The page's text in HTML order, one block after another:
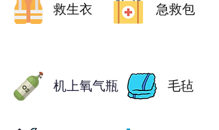
救生衣 急救包
机上氧气瓶 毛毡